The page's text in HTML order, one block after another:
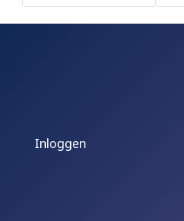
Inloggen